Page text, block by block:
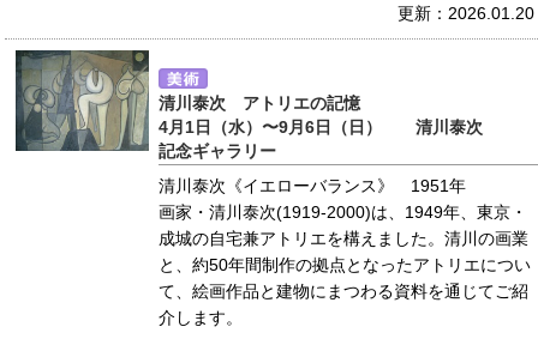
更新：2026.01.20
清川泰次 アトリエの記憶
4月1日（水）〜9月6日（日） 清川泰次
記念ギャラリー
清川泰次《イエローバランス》 1951年
画家・清川泰次(1919-2000)は、1949年、東京・
成城の自宅兼アトリエを構えました。清川の画業
と、約50年間制作の拠点となったアトリエについ
て、絵画作品と建物にまつわる資料を通じてご紹
介します。